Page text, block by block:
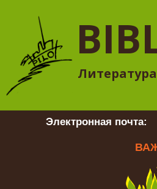
Электронная почта: